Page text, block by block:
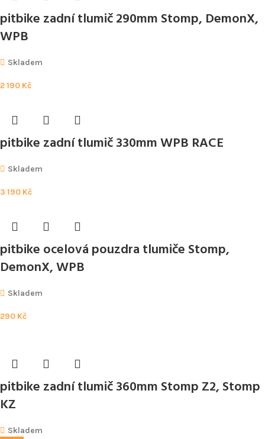
pitbike zadní tlumič 290mm Stomp, DemonX,
WPB
Skladem
2 190 Kč
pitbike zadní tlumič 330mm WPB RACE
Skladem
3 190 Kč
pitbike ocelová pouzdra tlumiče Stomp,
DemonX, WPB
Skladem
290 Kč
pitbike zadní tlumič 360mm Stomp Z2, Stomp
KZ
Skladem